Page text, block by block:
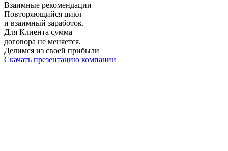
Взаимные рекомендации
Повторяющийся цикл
и взаимный заработок.
Для Клиента сумма
договора не меняется.
Делимся из своей прибыли
Скачать презентацию компании